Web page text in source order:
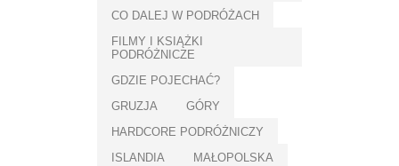
CO DALEJ W PODRÓŻACH
FILMY I KSIĄŻKI
PODRÓŻNICZE
GDZIE POJECHAĆ?
GRUZJA
GÓRY
HARDCORE PODRÓŻNICZY
ISLANDIA
MAŁOPOLSKA